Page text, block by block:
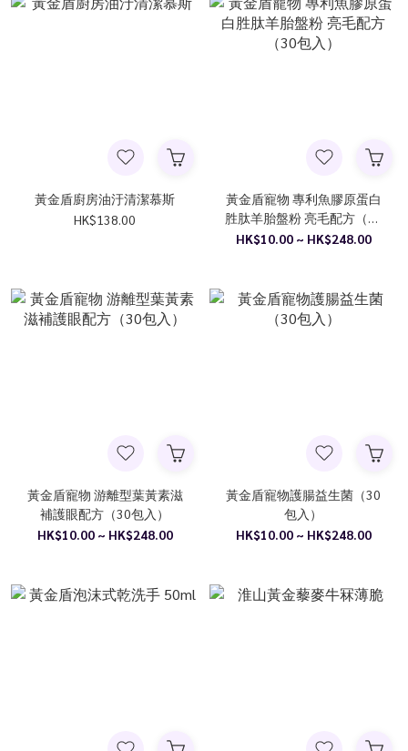
黃金盾廚房油汙清潔慕斯
HK$138.00
黃金盾寵物 專利魚膠原蛋白
胜肽羊胎盤粉 亮毛配方（30
包入）
HK$10.00 ~ HK$248.00
黃金盾寵物 游離型葉黃素滋
補護眼配方（30包入）
HK$10.00 ~ HK$248.00
黃金盾寵物護腸益生菌（30
包入）
HK$10.00 ~ HK$248.00